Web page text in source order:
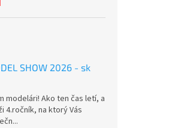
SHOW 2026 - sk
modelári! Ako ten čas letí, a
4.ročník, na ktorý Vás